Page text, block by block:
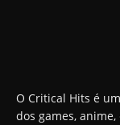
O Critical Hits é
dos games,